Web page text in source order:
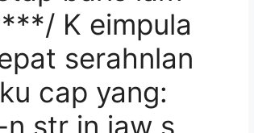
K eimpula
serahnlan
cap yang:
str in jaw s